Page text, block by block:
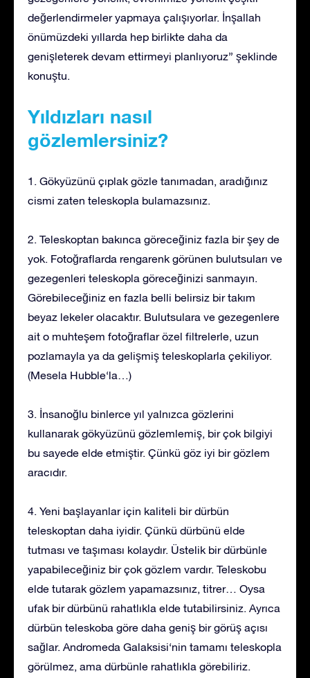
değerlendirmeler yapmaya çalışıyorlar. İnşallah
önümüzdeki yıllarda hep birlikte daha da
genişleterek devam ettirmeyi planlıyoruz” şeklinde
konuştu.
Yıldızları nasıl
gözlemlersiniz?
1. Gökyüzünü çıplak gözle tanımadan, aradığınız
cismi zaten teleskopla bulamazsınız.
2. Teleskoptan bakınca göreceğiniz fazla bir şey de
yok. Fotoğraflarda rengarenk görünen bulutsuları ve
gezegenleri teleskopla göreceğinizi sanmayın.
Görebileceğiniz en fazla belli belirsiz bir takım
beyaz lekeler olacaktır. Bulutsulara ve gezegenlere
ait o muhteşem fotoğraflar özel filtrelerle, uzun
pozlamayla ya da gelişmiş teleskoplarla çekiliyor.
(Mesela Hubble‘la…)
3. İnsanoğlu binlerce yıl yalnızca gözlerini
kullanarak gökyüzünü gözlemlemiş, bir çok bilgiyi
bu sayede elde etmiştir. Çünkü göz iyi bir gözlem
aracıdır.
4. Yeni başlayanlar için kaliteli bir dürbün
teleskoptan daha iyidir. Çünkü dürbünü elde
tutması ve taşıması kolaydır. Üstelik bir dürbünle
yapabileceğiniz bir çok gözlem vardır. Teleskobu
elde tutarak gözlem yapamazsınız, titrer… Oysa
ufak bir dürbünü rahatlıkla elde tutabilirsiniz. Ayrıca
dürbün teleskoba göre daha geniş bir görüş açısı
sağlar. Andromeda Galaksisi‘nin tamamı teleskopla
görülmez, ama dürbünle rahatlıkla görebiliriz.